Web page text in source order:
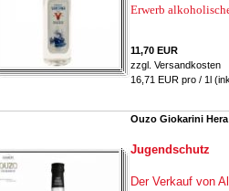
Erwerb
11,70 EUR
zzgl. Versandkosten
16,71 EUR pro / 1l
Ouzo Giokarini
Jugendschutz
Der Verkauf von